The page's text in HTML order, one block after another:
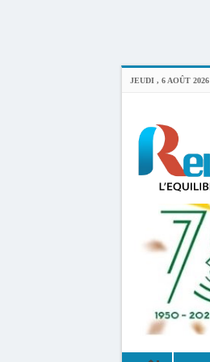
JEUDI , 6 AOÛT 2026